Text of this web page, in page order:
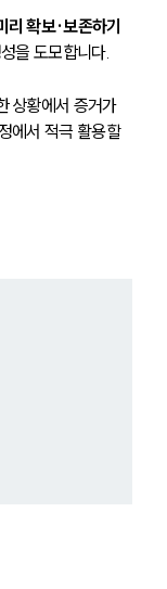
리 확보·보존하기
을 도모합니다.
상황에서 증거가
에서 적극 활용할